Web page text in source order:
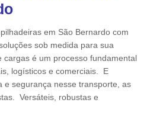
em São Bernardo com
sob medida para sua
cargas é um processo fundamental
logísticos e comerciais. E
e segurança nesse transporte, as
Versáteis, robustas e